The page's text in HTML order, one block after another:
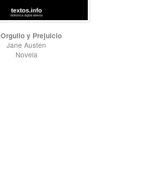
Orgullo y Prejuicio
Jane Austen
Novela